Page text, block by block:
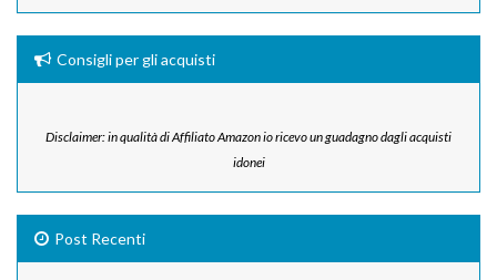
Consigli per gli acquisti
Disclaimer: in qualità di Affiliato Amazon io ricevo un guadagno dagli acquisti
idonei
Post Recenti